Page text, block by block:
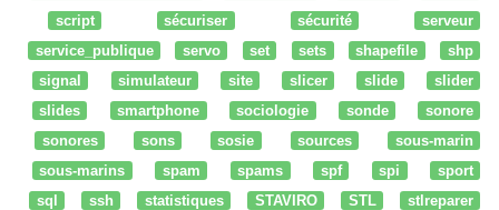
script
sécuriser sécurité
serveur
service_publique
servo set sets shapefile
shp
signal
simulateur site slicer slide
slider
slides
smartphone sociologie sonde
sonore
sonores
sons sosie sources
sous-marin
sous-marins
spam spams spf spi
sport
sql
ssh statistiques STAVIRO STL
stlreparer